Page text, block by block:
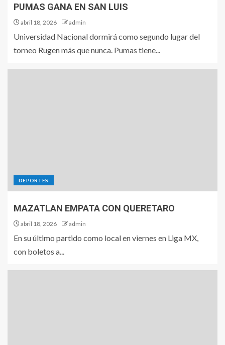
PUMAS GANA EN SAN LUIS
abril 18, 2026 admin
Universidad Nacional dormirá como segundo lugar del
torneo Rugen más que nunca. Pumas tiene...
DEPORTES
MAZATLAN EMPATA CON QUERETARO
abril 18, 2026 admin
En su último partido como local en viernes en Liga MX,
con boletos a...